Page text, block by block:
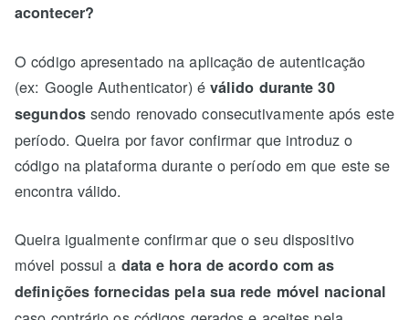
acontecer?
O código apresentado na aplicação de autenticação
(ex: Google Authenticator) é válido durante 30
segundossendo renovado consecutivamente após este
período. Queira por favor confirmar que introduz o
código na plataforma durante o período em que este se
encontra válido.
Queira igualmente confirmar que o seu dispositivo
móvel possui a data e hora de acordo com as
definições fornecidas pela sua rede móvel nacional